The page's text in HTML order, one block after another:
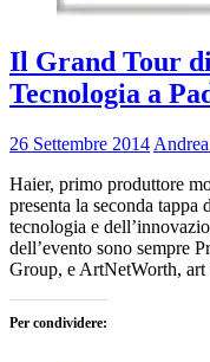
Il Grand Tour
Tecnologia a
26 Settembre 2014
Haier, primo produttore
presenta la seconda
tecnologia e
dell’evento sono sempre
Group, e ArtNetWorth,
Per condividere: